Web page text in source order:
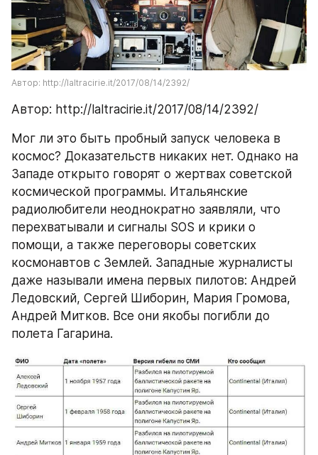
Автор: http://laltracirie.it/2017/08/14/2392/
Автор: http://laltracirie.it/2017/08/14/2392/
Мог ли это быть пробный запуск человека в
космос? Доказательств никаких нет. Однако на
Западе открыто говорят о жертвах советской
космической программы. Итальянские
радиолюбители неоднократно заявляли, что
перехватывали и сигналы SOS и крики о
помощи, а также переговоры советских
космонавтов с Землей. Западные журналисты
даже называли имена первых пилотов: Андрей
Ледовский, Сергей Шиборин, Мария Громова,
Андрей Митков. Все они якобы погибли до
полета Гагарина.